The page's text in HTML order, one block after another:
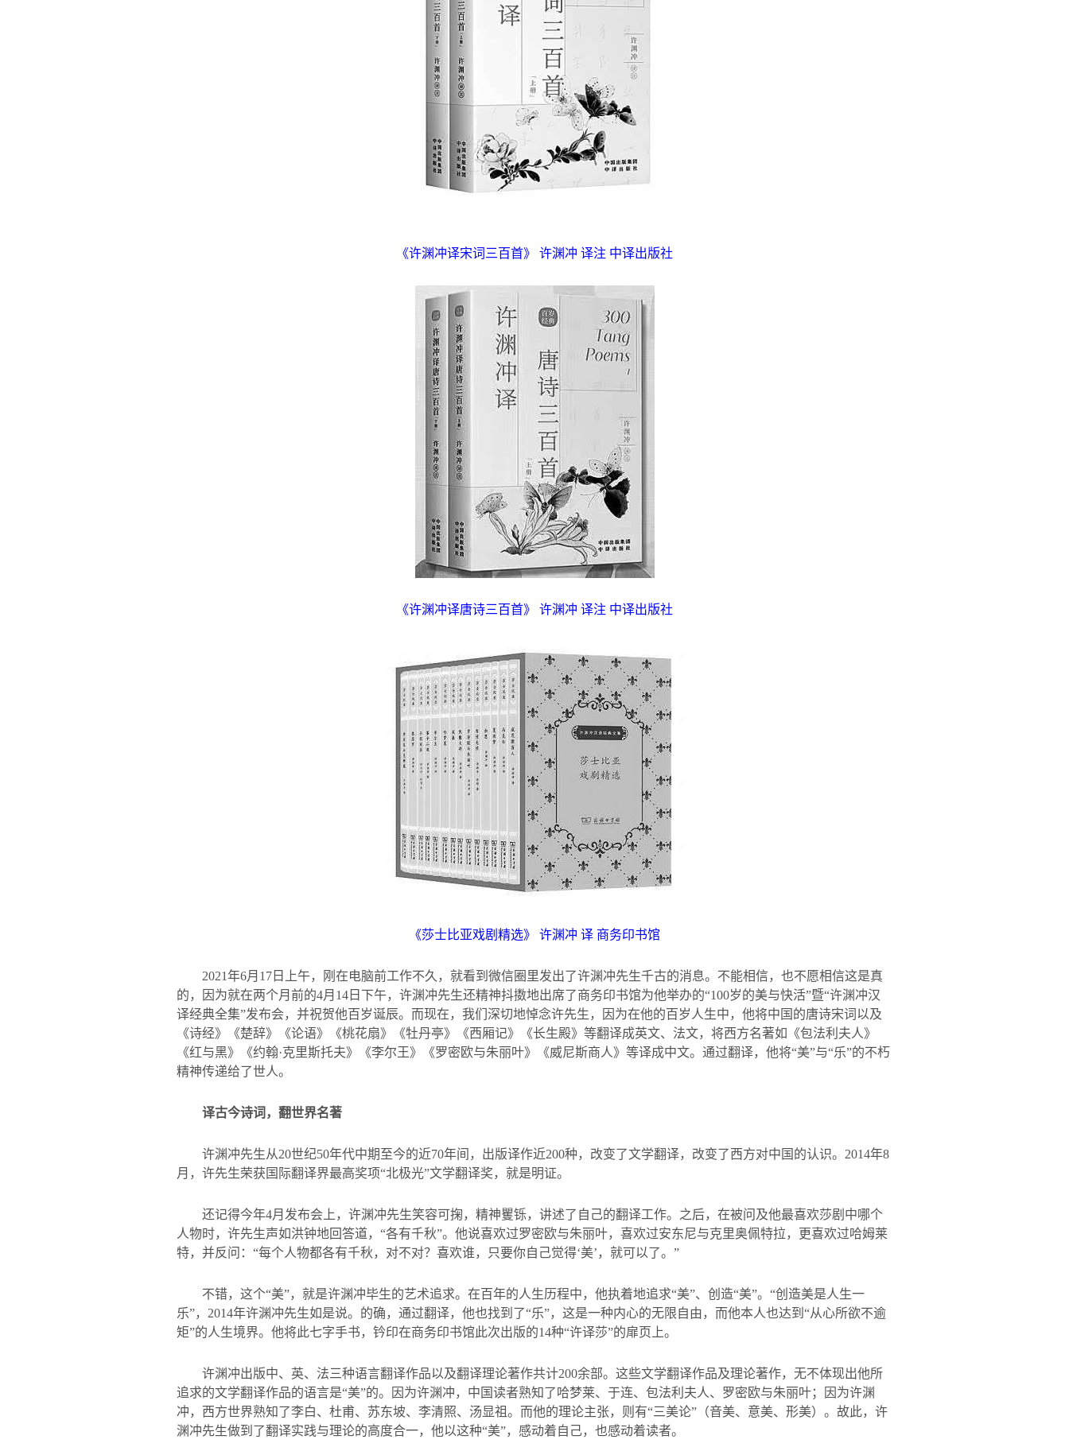
《许渊冲译宋词三百首》 许渊冲 译注 中译出版社
《许渊冲译唐诗三百首》 许渊冲 译注 中译出版社
《莎士比亚戏剧精选》 许渊冲 译 商务印书馆
2021年6月 17 日上午，刚在电脑前工作不久，就看到微信圈里发出了许渊冲先生千古的消息。不能相信，也不愿相信这是真
的，因为就在两个月前的4月 14 日下午，许渊冲先生还精神抖擞地出席了商务印书馆为他举办的“100岁的美与快活”暨“许渊冲汉
译经典全集”发布会，并祝贺他百岁诞辰。而现在，我们深切地悼念许先生，因为在他的百岁人生中，他将中国的唐诗宋词以及
《诗经》《楚辞》《论语》《桃花扇》《牡丹亭》《西厢记》《长生殿》等翻译成英文、法文，将西方名著如《包法利夫人》
《红与黑》《约翰·克里斯托夫》《李尔王》《罗密欧与朱丽叶》《威尼斯商人》等译成中文。通过翻译，他将“美”与“乐”的不朽
精神传递给了世人。
译古今诗词，翻世界名著
许渊冲先生从20世纪50年代中期至今的近70年间，出版译作近200种，改变了文学翻译，改变了西方对中国的认识。 2014年8
月，许先生荣获国际翻译界最高奖项“北极光”文学翻译奖，就是明证。
还记得今年4月发布会上，许渊冲先生笑容可掬，精神矍铄，讲述了自己的翻译工作。之后，在被问及他最喜欢莎剧中哪个
人物时，许先生声如洪钟地回答道，“各有千秋”。他说喜欢过罗密欧与朱丽叶，喜欢过安东尼与克里奥佩特拉，更喜欢过哈姆莱
特，并反问：“每个人物都各有千秋，对不对？喜欢谁，只要你自己觉得‘美’，就可以了。”
不错，这个“美”，就是许渊冲毕生的艺术追求。在百年的人生历程中，他执着地追求“美”、创造“美”。“创造美是人生一
乐”， 2014年许渊冲先生如是说。的确，通过翻译，他也找到了“乐”，这是一种内心的无限自由，而他本人也达到“从心所欲不逾
矩”的人生境界。他将此七字手书，钤印在商务印书馆此次出版的14种“许译莎”的扉页上。
许渊冲出版中、英、法三种语言翻译作品以及翻译理论著作共计200余部。这些文学翻译作品及理论著作，无不体现出他所
追求的文学翻译作品的语言是“美”的。因为许渊冲，中国读者熟知了哈梦莱、于连、包法利夫人、罗密欧与朱丽叶；因为许渊
冲，西方世界熟知了李白、杜甫、苏东坡、李清照、汤显祖。而他的理论主张，则有“三美论”（音美、意美、形美）。故此，许
渊冲先生做到了翻译实践与理论的高度合一，他以这种“美”，感动着自己，也感动着读者。